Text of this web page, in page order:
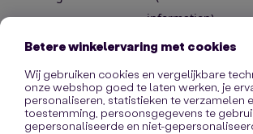
information).
Betere winkelervaring met cookies
Wij gebruiken cookies en vergelijkbare
onze webshop goed te laten werken, je
personaliseren, statistieken te verzamelen
toestemming, persoonsgegevens te
gepersonaliseerde en niet-